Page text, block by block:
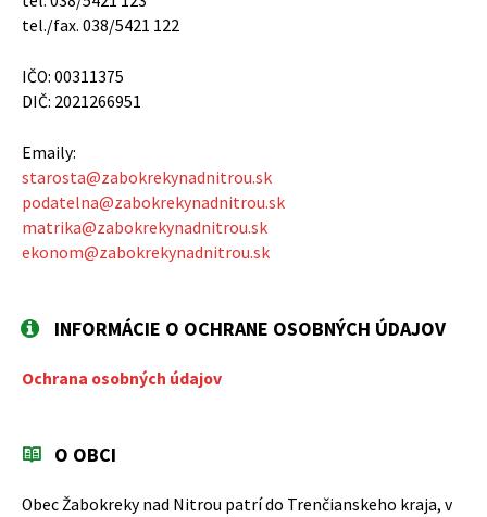
tel./fax. 038/5421 122
IČO: 00311375
DIČ: 2021266951
Emaily:
starosta@zabokrekynadnitrou.sk
podatelna@zabokrekynadnitrou.sk
matrika@zabokrekynadnitrou.sk
ekonom@zabokrekynadnitrou.sk
INFORMÁCIE O OCHRANE OSOBNÝCH ÚDAJOV
Ochrana osobných údajov
O OBCI
Obec Žabokreky nad Nitrou patrí do Trenčianskeho kraja, v